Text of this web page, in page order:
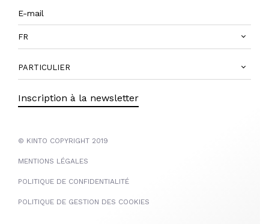
FR
PARTICULIER
Inscription à la newsletter
© KINTO COPYRIGHT 2019
MENTIONS LÉGALES
POLITIQUE DE CONFIDENTIALITÉ
POLITIQUE DE GESTION DES COOKIES